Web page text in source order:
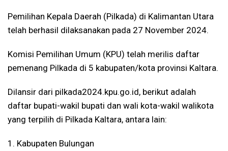
Pemilihan Kepala Daerah (Pilkada) di Kalimantan Utara
telah berhasil dilaksanakan pada 27 November 2024.
Komisi Pemilihan Umum (KPU) telah merilis daftar
pemenang Pilkada di 5 kabupaten/kota provinsi Kaltara.
Dilansir dari pilkada2024.kpu.go.id, berikut adalah
daftar bupati-wakil bupati dan wali kota-wakil walikota
yang terpilih di Pilkada Kaltara, antara lain:
1. Kabupaten Bulungan